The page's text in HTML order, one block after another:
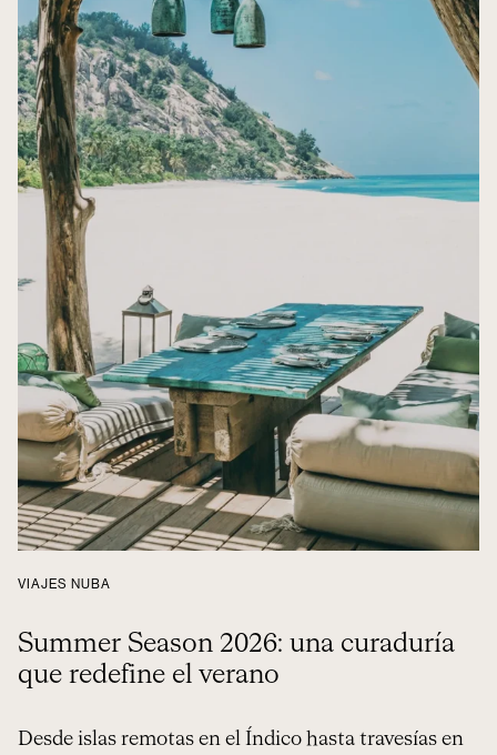
VIAJES NUBA
Summer Season 2026: una curaduría
que redefine el verano
Desde islas remotas en el Índico hasta travesías en